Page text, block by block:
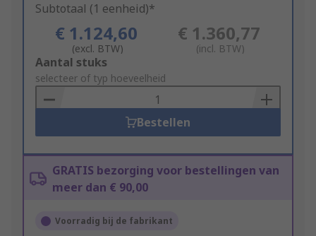
Subtotaal (1 eenheid)*
€ 1.124,60
(excl. BTW)
€ 1.360,77
(incl. BTW)
Add
to
Basket
Aantal stuks
selecteer of typ hoeveelheid
Bestellen
GRATIS bezorging voor bestellingen van
meer dan € 90,00
Voorradig bij de fabrikant